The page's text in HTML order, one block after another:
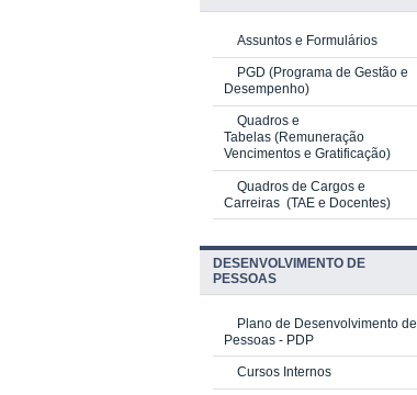
Assuntos e Formulários
PGD (Programa de Gestão e
Desempenho)
Quadros e
Tabelas (Remuneração
Vencimentos e Gratificação)
Quadros de Cargos e
Carreiras (TAE e Docentes)
DESENVOLVIMENTO DE
PESSOAS
Plano de Desenvolvimento de
Pessoas - PDP
Cursos Internos